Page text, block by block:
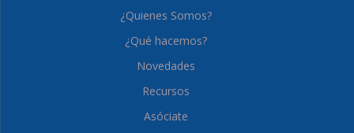
¿Quienes Somos?
¿Qué hacemos?
Novedades
Recursos
Asóciate